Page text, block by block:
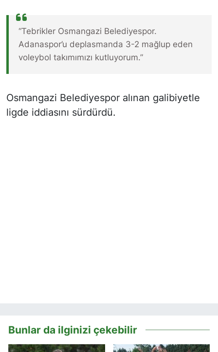
“Tebrikler Osmangazi Belediyespor.
Adanaspor’u deplasmanda 3-2 mağlup eden
voleybol takımımızı kutluyorum.”
Osmangazi Belediyespor alınan galibiyetle
ligde iddiasını sürdürdü.
Bunlar da ilginizi çekebilir